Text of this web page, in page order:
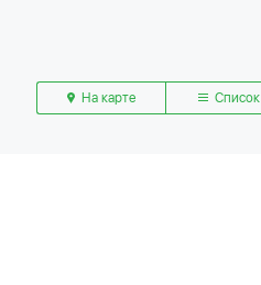
На карте Список